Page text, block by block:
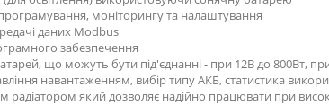
моніторингу та налаштування
даних Modbus
забезпечення
що можуть бути під'єднанні - при 12В до 800Вт,
навантаженням, вибір типу АКБ, статистика
радіатором який дозволяє надійно працювати при